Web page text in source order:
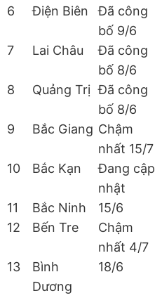
6 Điện Biên
Đã công
bố 9/6
7 Lai Châu
Đã công
bố 8/6
8 Quảng Trị Đã công
bố 8/6
9 Bắc Giang Chậm
nhất 15/7
10 Bắc Kạn
Đang cập
nhật
11 Bắc Ninh 15/6
12
Bến Tre
Chậm
nhất 4/7
13
Bình
Dương
18/6